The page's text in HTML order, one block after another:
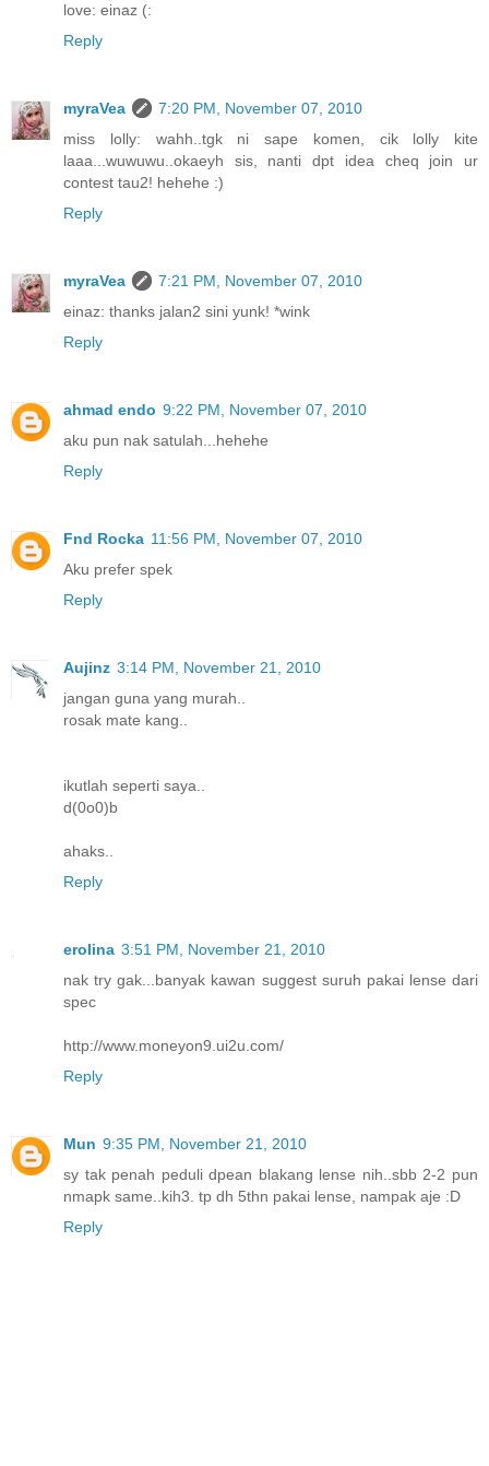
love: einaz (:
Reply
myraVea
7:20 PM, November 07, 2010
miss lolly: wahh..tgk ni sape komen, cik lolly kite
laaa...wuwuwu..okaeyh sis, nanti dpt idea cheq join ur
contest tau2! hehehe :)
Reply
myraVea
7:21 PM, November 07, 2010
einaz: thanks jalan2 sini yunk! *wink
Reply
ahmad endo 9:22 PM, November 07, 2010
aku pun nak satulah...hehehe
Reply
Fnd Rocka 11:56 PM, November 07, 2010
Aku prefer spek
Reply
Aujinz 3:14 PM, November 21, 2010
jangan guna yang murah..
rosak mate kang..
ikutlah seperti saya..
d(0o0)b
ahaks..
Reply
erolina 3:51 PM, November 21, 2010
nak try gak...banyak kawan suggest suruh pakai lense dari
spec
http://www.moneyon9.ui2u.com/
Reply
Mun 9:35 PM, November 21, 2010
sy tak penah peduli dpean blakang lense nih..sbb 2-2 pun
nmapk same..kih3. tp dh 5thn pakai lense, nampak aje :D
Reply